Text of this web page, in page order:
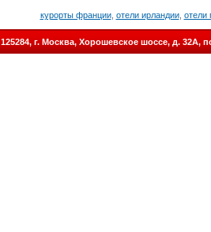
курорты франции, отели ирландии, отели
125284, г. Москва, Хорошевское шоссе, д.